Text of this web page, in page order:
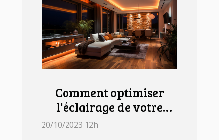
Comment optimiser
l'éclairage de votre
chambre avec les LED
20/10/2023 12h